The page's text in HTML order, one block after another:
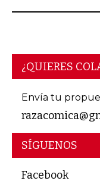
¿QUIERES
Envía tu
SÍGUENOS
Facebook